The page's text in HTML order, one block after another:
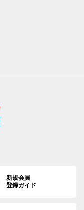
新規会員
登録ガイド